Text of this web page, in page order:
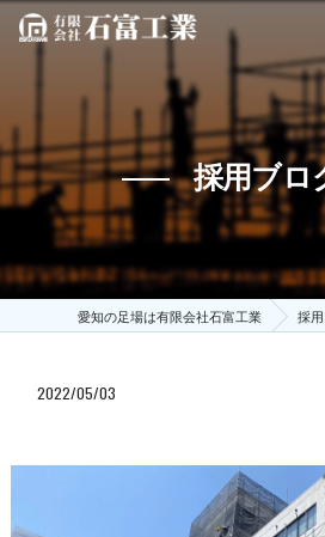
採用ブロ
愛知の足場は有限会社石富工業 採
2022/05/03